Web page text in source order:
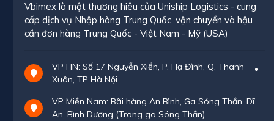
Vbimex là một thương hiêu của Uniship Logistics - cung
cấp dịch vụ Nhập hàng Trung Quốc, vận chuyển và hậu
cần đơn hàng Trung Quốc - Việt Nam - Mỹ (USA)
VP HN: Số 17 Nguyễn Xiển, P. Hạ Đình, Q. Thanh
Xuân, TP Hà Nội
VP Miền Nam: Bãi hàng An Bình, Ga Sóng Thần, Dĩ
An, Bình Dương (Trong ga Sóng Thần)